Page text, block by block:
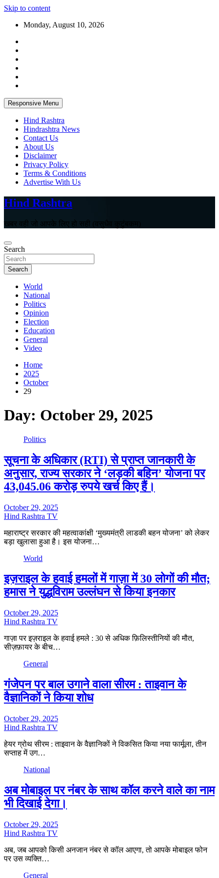
Skip to content
Monday, August 10, 2026
Responsive Menu
Hind Rashtra
Hindrashtra News
Contact Us
About Us
Disclaimer
Privacy Policy
Terms & Conditions
Advertise With Us
Hind Rashtra
खबर वही जो आपके लिए हो सही (वसुधैव कुटुंबकम)
Search
Search
World
National
Politics
Opinion
Election
Education
General
Video
Home
2025
October
29
Day: October 29, 2025
Politics
सूचना के अधिकार (RTI) से प्राप्त जानकारी के
अनुसार, राज्य सरकार ने ‘लड़की बहिन’ योजना पर
43,045.06 करोड़ रुपये खर्च किए हैं।
October 29, 2025
Hind Rashtra TV
महाराष्ट्र सरकार की महत्वाकांक्षी ‘मुख्यमंत्री लाडकी बहन योजना’ को लेकर
बड़ा खुलासा हुआ है। इस योजना…
World
इज़राइल के हवाई हमलों में गाज़ा में 30 लोगों की मौत;
हमास ने युद्धविराम उल्लंघन से किया इनकार
October 29, 2025
Hind Rashtra TV
गाज़ा पर इज़राइल के हवाई हमले : 30 से अधिक फ़िलिस्तीनियों की मौत,
सीज़फ़ायर के बीच…
General
गंजेपन पर बाल उगाने वाला सीरम : ताइवान के
वैज्ञानिकों ने किया शोध
October 29, 2025
Hind Rashtra TV
हेयर ग्रोथ सीरम : ताइवान के वैज्ञानिकों ने विकसित किया नया फार्मूला, तीन
सप्ताह में उग…
National
अब मोबाइल पर नंबर के साथ कॉल करने वाले का नाम
भी दिखाई देगा।
October 29, 2025
Hind Rashtra TV
अब, जब आपको किसी अनजान नंबर से कॉल आएगा, तो आपके मोबाइल फोन
पर उस व्यक्ति…
General